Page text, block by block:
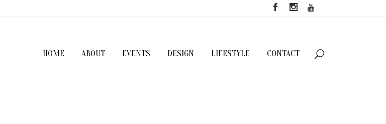
HOME ABOUT EVENTS DESIGN LIFESTYLE CONTACT